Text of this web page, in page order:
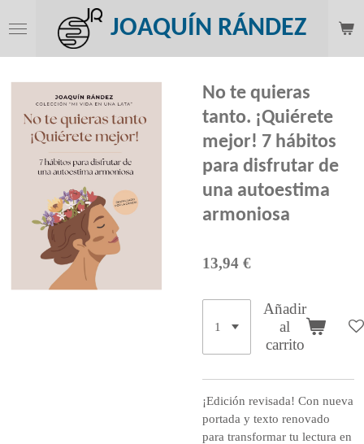
al
JOAQUÍN RÁNDEZ
No te quieras
tanto. ¡Quiérete
mejor! 7 hábitos
para disfrutar de
una autoestima
armoniosa
13,94 €
Añadir
al
carrito
¡Edición revisada! Con nueva
portada y texto renovado
para transformar tu lectura en